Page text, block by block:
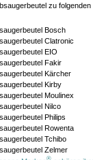
zu folgenden
Bosch
Clatronic
EIO
Fakir
Kärcher
Kirby
Moulinex
Nilco
Philips
Rowenta
Tchibo
Zelmer
®